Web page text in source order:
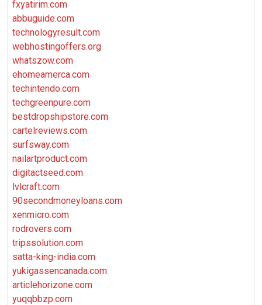
fxyatirim.com
abbuguide.com
technologyresult.com
webhostingoffers.org
whatszow.com
ehomeamerca.com
techintendo.com
techgreenpure.com
bestdropshipstore.com
cartelreviews.com
surfsway.com
nailartproduct.com
digitactseed.com
lvlcraft.com
90secondmoneyloans.com
xenmicro.com
rodrovers.com
tripssolution.com
satta-king-india.com
yukigassencanada.com
articlehorizone.com
yuqqbbzp.com